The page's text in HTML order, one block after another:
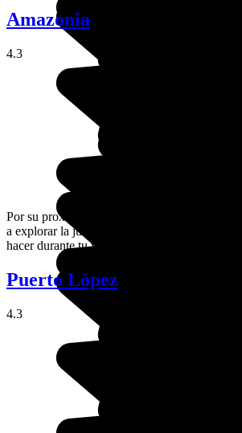
Amazonia
4.3
Por su proximidad con Colombia, por el río
a explorar la jungla ecuatoriana es algo que
hacer durante tu viaje a Ecuador.
Puerto López
4.3